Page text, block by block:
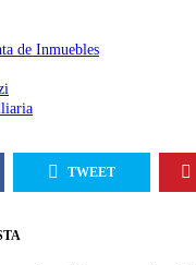
de Inmuebles
TWEET